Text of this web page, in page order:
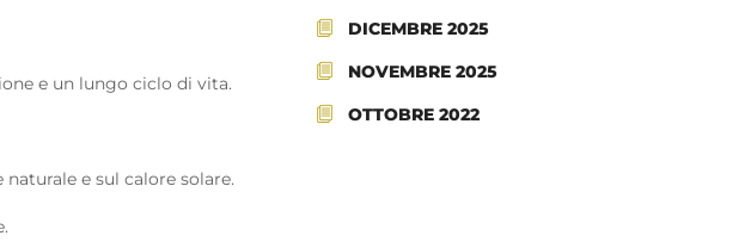
e un lungo ciclo di vita.
e sul calore solare.
DICEMBRE 2025
NOVEMBRE 2025
OTTOBRE 2022